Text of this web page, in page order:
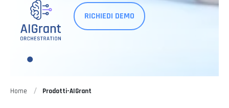
RICHIEDI DEMO
Home Prodotti-AIGrant